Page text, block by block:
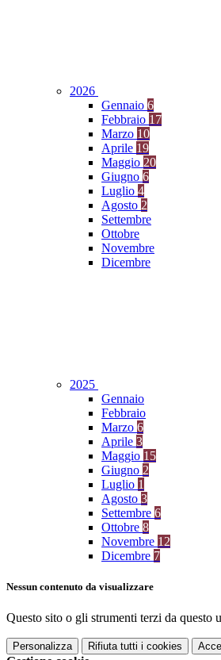
2026
Gennaio 6
Febbraio 17
Marzo 10
Aprile 19
Maggio 20
Giugno 6
Luglio 4
Agosto 2
Settembre
Ottobre
Novembre
Dicembre
2025
Gennaio
Febbraio
Marzo 6
Aprile 3
Maggio 15
Giugno 2
Luglio 1
Agosto 3
Settembre 6
Ottobre 8
Novembre 12
Dicembre 7
Nessun contenuto da visualizzare
Questo sito o gli strumenti terzi da
Personalizza Rifiuta tutti i cookies